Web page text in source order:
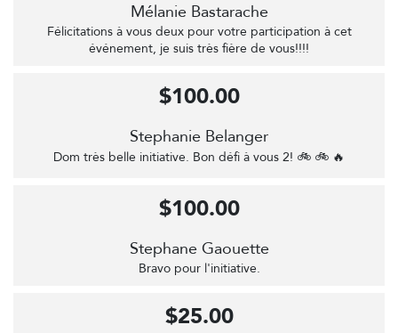
Mélanie Bastarache
Félicitations à vous deux pour votre participation à cet
événement, je suis très fière de vous!!!!
Stephanie Belanger
Dom très belle initiative. Bon défi à vous 2! 🚲 🚲 🔥
$100.00
Stephane Gaouette
Bravo pour l'initiative.
$100.00
$25.00